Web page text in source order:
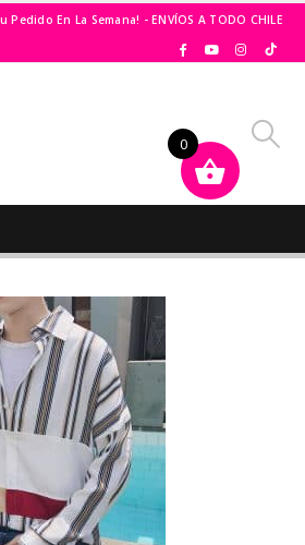
Pedido En La Semana! - ENVÍOS A TODO CHILE
0